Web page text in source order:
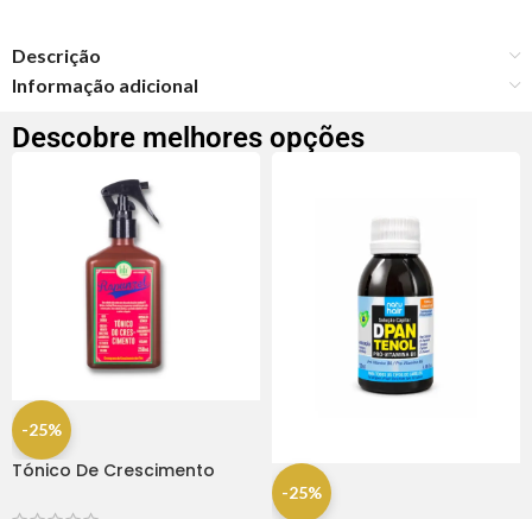
Descrição
Informação adicional
Descobre melhores opções
-25%
Tónico De Crescimento
-25%